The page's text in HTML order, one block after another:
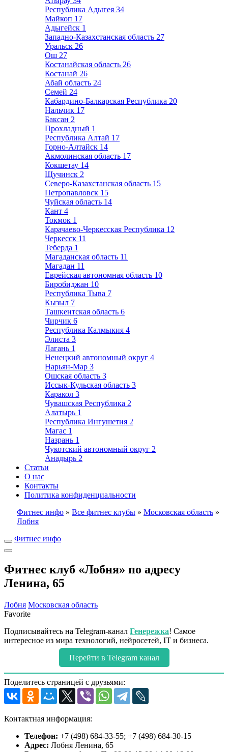
Республика Адыгея 34
Майкоп 17
Адыгейск 1
Западно-Казахстанская область 27
Уральск 26
Ош 27
Костанайская область 26
Костанай 26
Абай область 24
Семей 24
Кабардино-Балкарская Республика 20
Нальчик 17
Баксан 2
Прохладный 1
Республика Алтай 17
Горно-Алтайск 14
Акмолинская область 17
Кокшетау 14
Щучинск 2
Северо-Казахстанская область 15
Петропавловск 15
Чуйская область 14
Кант 4
Токмок 1
Карачаево-Черкесская Республика 12
Черкесск 11
Теберда 1
Магаданская область 11
Магадан 11
Еврейская автономная область 10
Биробиджан 10
Республика Тыва 7
Кызыл 7
Ташкентская область 6
Чирчик 6
Республика Калмыкия 4
Элиста 3
Лагань 1
Ненецкий автономный округ 4
Нарьян-Мар 3
Ошская область 3
Иссык-Кульская область 3
Каракол 3
Чувашская Республика 2
Алатырь 1
Республика Ингушетия 2
Магас 1
Назрань 1
Чукотский автономный округ 2
Анадырь 2
Статьи
О нас
Контакты
Политика конфиденциальности
Фитнес инфо » Все фитнес клубы » Московская область »
Лобня
Фитнес инфо
Фитнес клуб «Лобня» по адресу
Ленина, 65
Лобня Московская область
Favorite
Подписывайтесь на Telegram-канал Генережка! Самое
интересное из мира технологий, нейросетей, IT и бизнеса.
Перейти в Telegram канал
Поделитесь страницей с друзьями:
Контактная информация:
Телефон: +7 (498) 684-33-55; +7 (498) 684-30-15
Адрес: Лобня Ленина, 65